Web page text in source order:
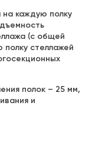
каждую полку
(с общей
стеллажей
полок – 25 мм,
и